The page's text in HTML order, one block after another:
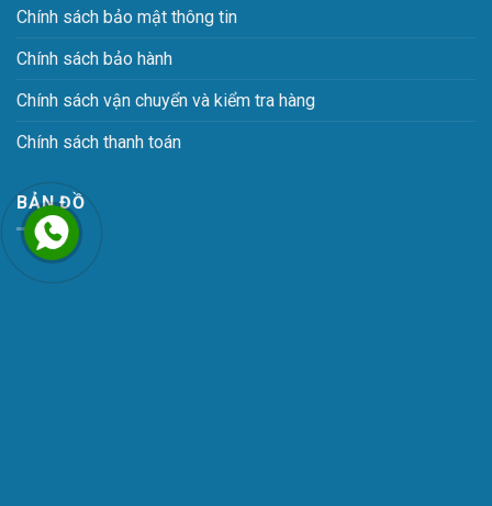
Chính sách bảo mật thông tin
Chính sách bảo hành
Chính sách vận chuyển và kiểm tra hàng
Chính sách thanh toán
BẢN ĐỒ